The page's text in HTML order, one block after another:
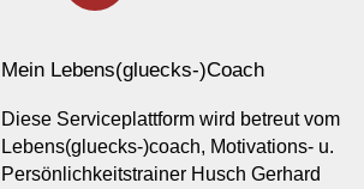
Mein Lebens(gluecks-)Coach
Diese Serviceplattform wird betreut vom
Lebens(gluecks-)coach, Motivations- u.
Persönlichkeitstrainer Husch Gerhard